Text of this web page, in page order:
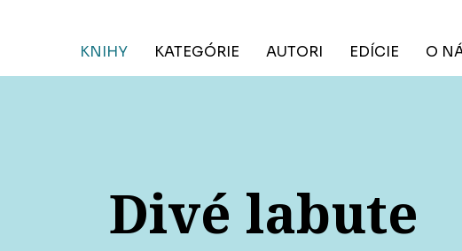
KNIHY KATEGÓRIE AUTORI EDÍCIE O
Divé labute